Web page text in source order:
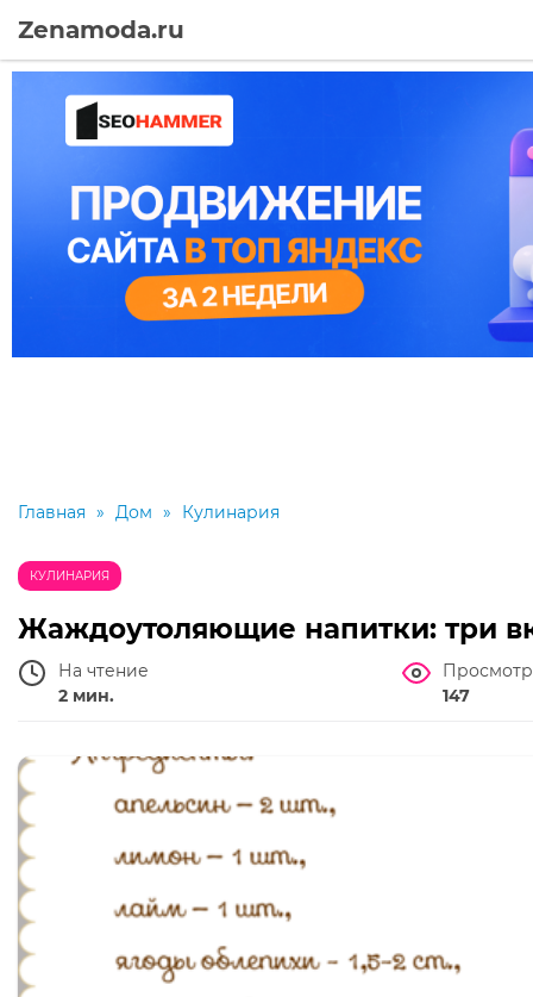
Zenamoda.ru
Главная » Дом » Кулинария
КУЛИНАРИЯ
Жаждоутоляющие напитки: три
На чтение
2 мин.
147